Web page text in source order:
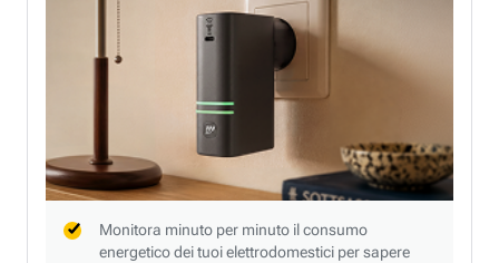
Monitora minuto per minuto il consumo
energetico dei tuoi elettrodomestici per sapere